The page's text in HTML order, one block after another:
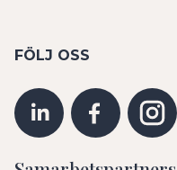
FÖLJ OSS